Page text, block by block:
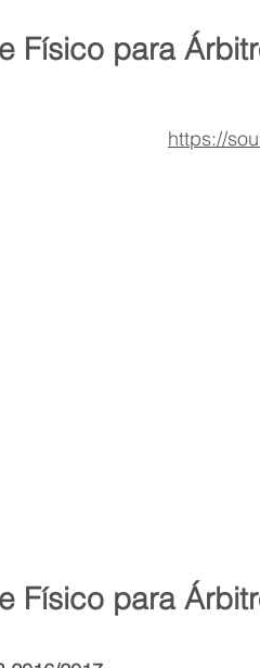
Físico para
https://
para